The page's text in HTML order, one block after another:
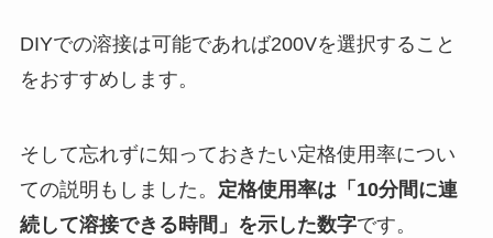
DIYでの溶接は可能であれば200Vを選択すること
をおすすめします。
そして忘れずに知っておきたい定格使用率につい
ての説明もしました。 定格使用率は「10分間に連
続して溶接できる時間」を示した数字です。